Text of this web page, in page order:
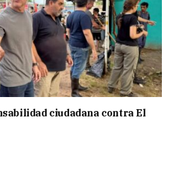
ciudadana contra El